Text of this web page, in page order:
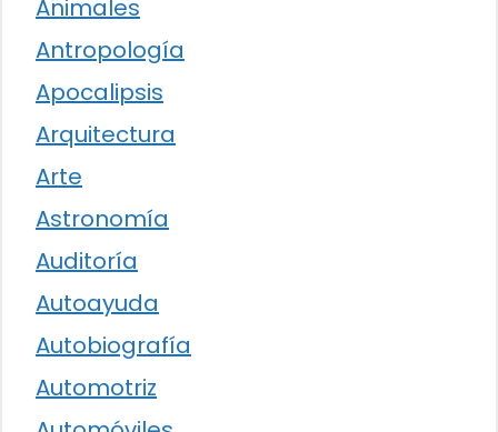
Animales
Antropología
Apocalipsis
Arquitectura
Arte
Astronomía
Auditoría
Autoayuda
Autobiografía
Automotriz